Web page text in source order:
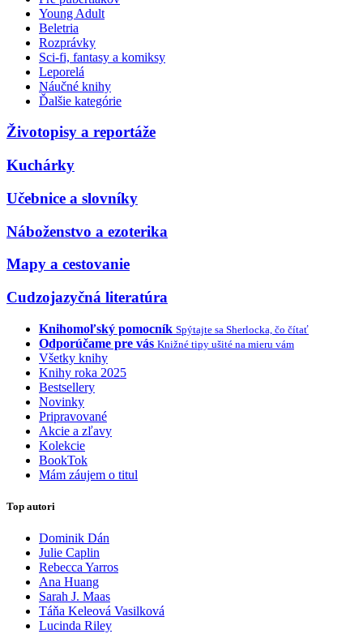
Young Adult
Beletria
Rozprávky
Sci-fi, fantasy a komiksy
Leporelá
Náučné knihy
Ďalšie kategórie
Životopisy a reportáže
Kuchárky
Učebnice a slovníky
Náboženstvo a ezoterika
Mapy a cestovanie
Cudzojazyčná literatúra
Knihomoľský pomocník Spýtajte sa Sherlocka, čo čítať
Odporúčame pre vás Knižné tipy ušité na mieru vám
Všetky knihy
Knihy roka 2025
Bestsellery
Novinky
Pripravované
Akcie a zľavy
Kolekcie
BookTok
Mám záujem o titul
Top autori
Dominik Dán
Julie Caplin
Rebecca Yarros
Ana Huang
Sarah J. Maas
Táňa Keleová Vasilková
Lucinda Riley